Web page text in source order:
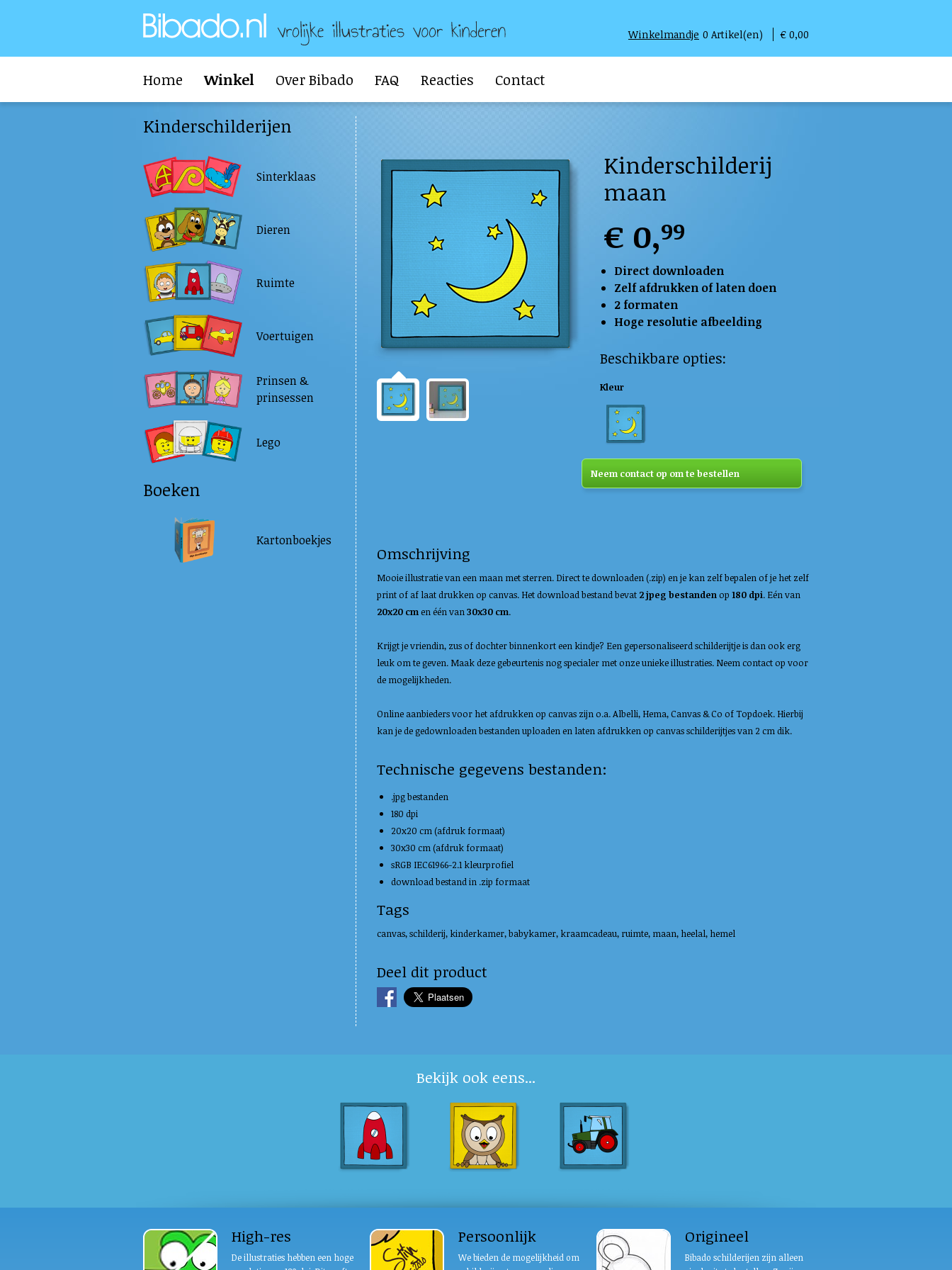
Home Winkel Over Bibado FAQ Reacties Contact
Winkelmandje 0 Artikel(en) € 0,00
Kinderschilderijen
Sinterklaas
Dieren
Ruimte
Voertuigen
Prinsen &
prinsessen
Lego
Boeken
Kartonboekjes
Kinderschilderij
maan
€ 0,99
Direct downloaden
Zelf afdrukken of laten doen
2 formaten
Hoge resolutie afbeelding
Beschikbare opties:
Kleur
Neem contact op om te bestellen
Omschrijving
Mooie illustratie van een maan met sterren. Direct te downloaden (.zip) en je kan zelf bepalen of je het zelf
print of af laat drukken op canvas. Het download bestand bevat 2 jpeg bestandenop 180 dpi. Eén van
20x20 cmen één van30x30 cm.
Krijgt je vriendin, zus of dochter binnenkort een kindje? Een gepersonaliseerd schilderijtje is dan ook erg
leuk om te geven. Maak deze gebeurtenis nog specialer met onze unieke illustraties. Neem contact op voor
de mogelijkheden.
Online aanbieders voor het afdrukken op canvas zijn o.a. Albelli, Hema, Canvas & Co of Topdoek. Hierbij
kan je de gedownloaden bestanden uploaden en laten afdrukken op canvas schilderijtjes van 2 cm dik.
Technische gegevens bestanden:
.jpg bestanden
180 dpi
20x20 cm (afdruk formaat)
30x30 cm (afdruk formaat)
sRGB IEC61966-2.1 kleurprofiel
download bestand in .zip formaat
Tags
canvas, schilderij, kinderkamer, babykamer, kraamcadeau, ruimte, maan, heelal, hemel
Deel dit product
Bekijk ook eens...
High-res
De illustraties hebben een hoge
Persoonlijk
We bieden de mogelijkheid om
Origineel
Bibado schilderijen zijn alleen